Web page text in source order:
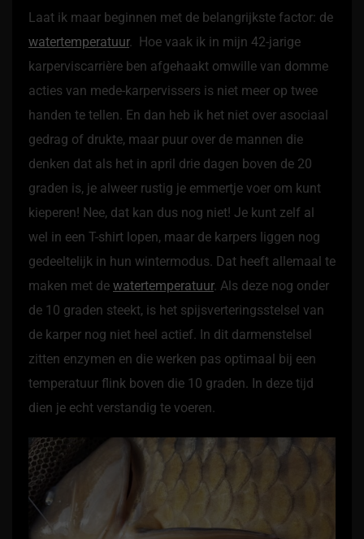
Laat ik maar beginnen met de belangrijkste factor: de
watertemperatuur. Hoe vaak ik in mijn 42-jarige
karperviscarrière ben afgehaakt omwille van domme
acties van mede-karpervissers is niet meer op twee
handen te tellen. En dan heb ik het niet over asociaal
gedrag of drukte, maar puur over de mannen die
denken dat als het in april drie dagen boven de 20
graden is, je alweer rustig je emmertje voer om kunt
kieperen! Nee, dat kan dus nog niet! Je kunt zelf al
wel in een T-shirt lopen, maar de karpers liggen nog
gedeeltelijk in hun wintermodus. Dat heeft allemaal te
maken met de watertemperatuur. Als deze nog onder
de 10 graden steekt, is het spijsverteringsstelsel van
de karper nog niet heel actief. In dit darmenstelsel
zitten enzymen en die werken pas optimaal bij een
temperatuur flink boven die 10 graden. In deze tijd
dien je echt verstandig te voeren.